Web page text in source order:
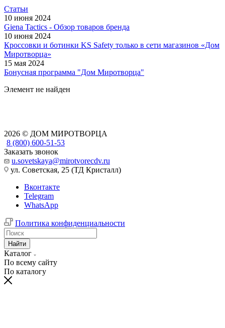
Статьи
10 июня 2024
Giena Tactics - Обзор товаров бренда
10 июня 2024
Кроссовки и ботинки KS Safety только в сети магазинов «Дом
Миротворца»
15 мая 2024
Бонусная программа "Дом Миротворца"
Элемент не найден
2026 © ДОМ МИРОТВОРЦА
8 (800) 600-51-53
Заказать звонок
u.sovetskaya@mirotvorecdv.ru
ул. Советская, 25 (ТД Кристалл)
Вконтакте
Telegram
WhatsApp
Политика конфиденциальности
Найти
Каталог
По всему сайту
По каталогу